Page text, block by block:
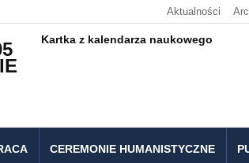
Aktualności
Kartka z kalendarza naukowego
CEREMONIE HUMANISTYCZNE